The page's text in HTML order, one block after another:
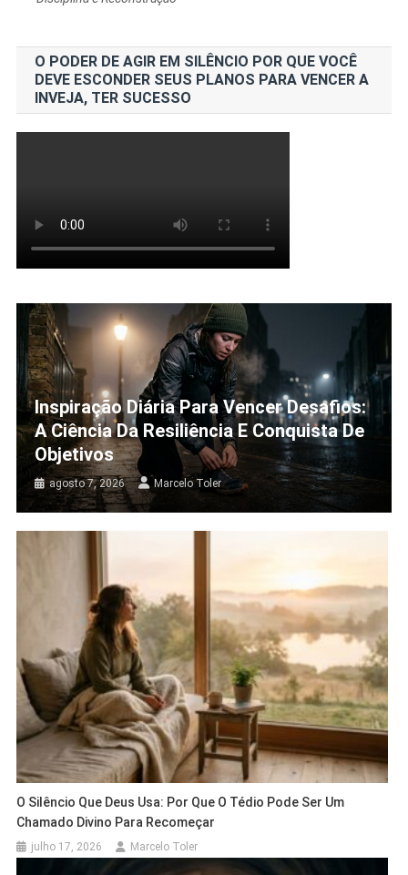
O PODER DE AGIR EM SILÊNCIO POR QUE VOCÊ
DEVE ESCONDER SEUS PLANOS PARA VENCER A
INVEJA, TER SUCESSO
Inspiração Diária Para Vencer Desafios:
A Ciência Da Resiliência E Conquista De
Objetivos
agosto 7, 2026 Marcelo Toler
O Silêncio Que Deus Usa: Por Que O Tédio Pode Ser Um
Chamado Divino Para Recomeçar
julho 17, 2026 Marcelo Toler